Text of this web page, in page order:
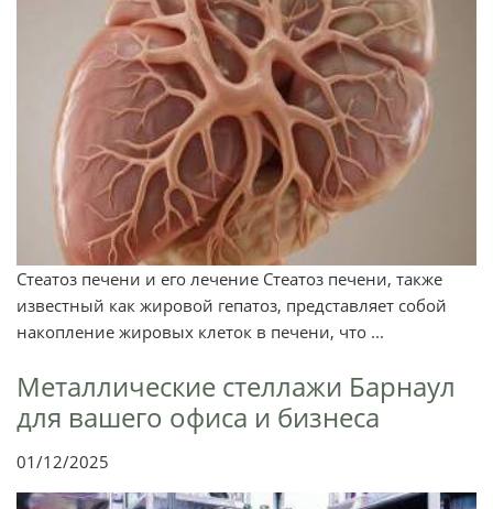
Стеатоз печени и его лечение Стеатоз печени, также
известный как жировой гепатоз, представляет собой
накопление жировых клеток в печени, что ...
Металлические стеллажи Барнаул
для вашего офиса и бизнеса
01/12/2025